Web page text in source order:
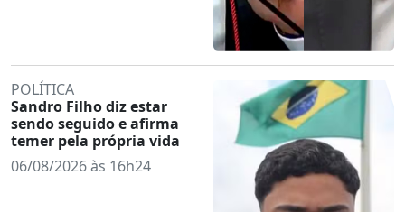
POLÍTICA
Sandro Filho diz estar
sendo seguido e afirma
temer pela própria vida
06/08/2026 às 16h24